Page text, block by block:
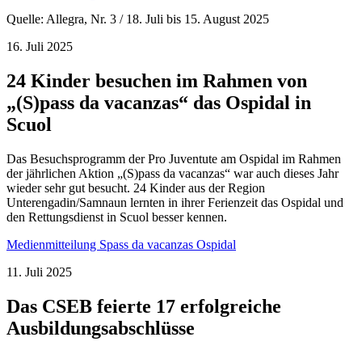
Quelle: Allegra, Nr. 3 / 18. Juli bis 15. August 2025
16. Juli 2025
24 Kinder besuchen im Rahmen von
„(S)pass da vacanzas“ das Ospidal in
Scuol
Das Besuchsprogramm der Pro Juventute am Ospidal im Rahmen
der jährlichen Aktion „(S)pass da vacanzas“ war auch dieses Jahr
wieder sehr gut besucht. 24 Kinder aus der Region
Unterengadin/Samnaun lernten in ihrer Ferienzeit das Ospidal und
den Rettungsdienst in Scuol besser kennen.
Medienmitteilung Spass da vacanzas Ospidal
11. Juli 2025
Das CSEB feierte 17 erfolgreiche
Ausbildungsabschlüsse